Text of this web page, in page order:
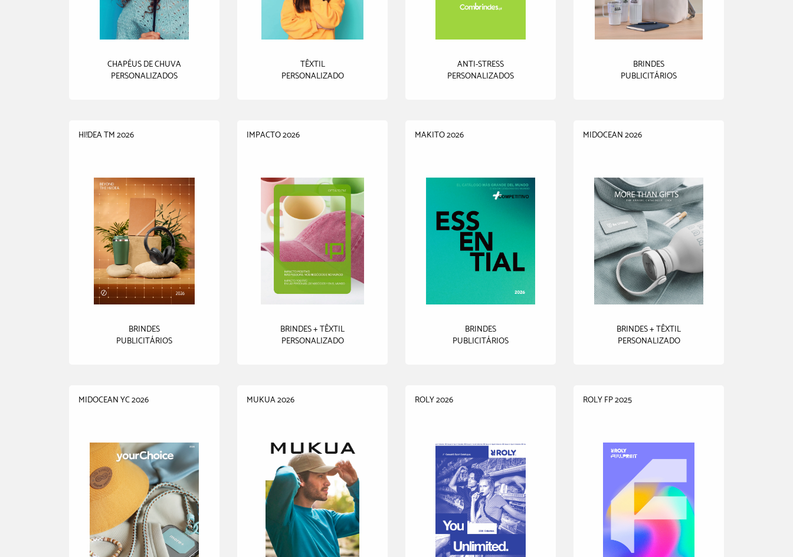
CHAPÉUS DE CHUVA
PERSONALIZADOS
TÊXTIL
PERSONALIZADO
ANTI-STRESS
PERSONALIZADOS
BRINDES
PUBLICITÁRIOS
HI!DEA TM 2026
BRINDES
PUBLICITÁRIOS
IMPACTO 2026
BRINDES + TÊXTIL
PERSONALIZADO
MAKITO 2026
BRINDES
PUBLICITÁRIOS
MIDOCEAN 2026
BRINDES + TÊXTIL
PERSONALIZADO
MIDOCEAN YC 2026 MUKUA 2026 ROLY 2026 ROLY FP 2025